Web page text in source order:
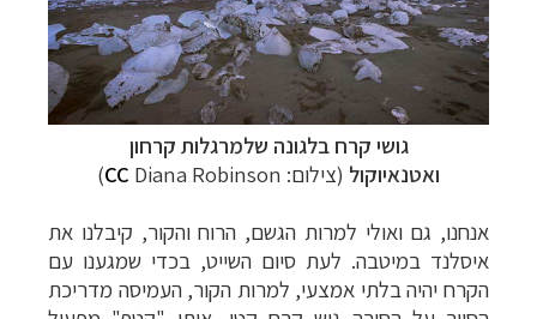
גושי קרח בלגונה שלמרגלות קרחון
ואטנאיוקול (צילום: CC Diana Robinson
)
אנחנו, גם ואולי למרות הגשם, הרוח והקור, קיבלנו את
איסלנד במיטבה. לעת סיום השייט, בכדי שמגענו עם
הקרח יהיה בלתי אמצעי, למרות הקור, העמיסה מדריכת